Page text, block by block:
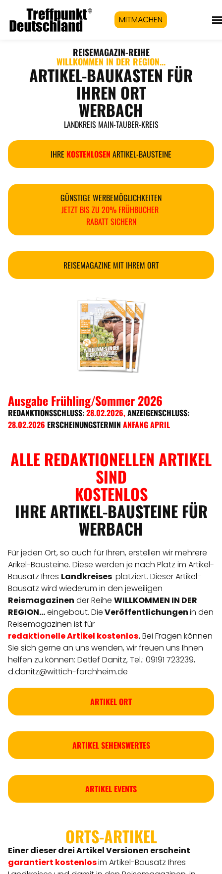
MITMACHEN
REISEMAGAZIN-REIHE
WILLKOMMEN IN DER REGION...
ARTIKEL-BAUKASTEN FÜR
IHREN ORT
WERBACH
LANDKREIS MAIN-TAUBER-KREIS
IHRE KOSTENLOSEN ARTIKEL-BAUSTEINE
GÜNSTIGE WERBEMÖGLICHKEITEN
JETZT BIS ZU 20% FRÜHBUCHER
RABATT SICHERN
REISEMAGAZINE MIT IHREM ORT
Ausgabe Frühling/Sommer 2026
REDANKTIONSSCHLUSS:28.02.2026,ANZEIGENSCHLUSS:
28.02.2026 ERSCHEINUNGSTERMIN ANFANG APRIL
ALLE REDAKTIONELLEN ARTIKEL
SIND
KOSTENLOS
IHRE ARTIKEL-BAUSTEINE FÜR
WERBACH
Für jeden Ort, so auch für Ihren, erstellen wir mehrere
Arikel-Bausteine. Diese werden je nach Platz im Artikel-
Bausatz Ihres Landkreises platziert. Dieser Artikel-
Bausatz wird wiederum in den jeweiligen
Reismagazinen der Reihe WILLKOMMEN IN DER
REGION...eingebaut. DieVeröffentlichungenin den
Reisemagazinen ist für
redaktionelleArtikel kostenlos.Bei Fragen können
Sie sich gerne an uns wenden, wir freuen uns Ihnen
helfen zu können: Detlef Danitz, Tel.: 09191 723239,
d.danitz@wittich-forchheim.de
ARTIKEL ORT
ARTIKEL SEHENSWERTES
ARTIKEL EVENTS
ORTS-ARTIKEL
Einer dieser drei Artikel Versionen erscheint
garantiert kostenlosim Artikel-Bausatz Ihres